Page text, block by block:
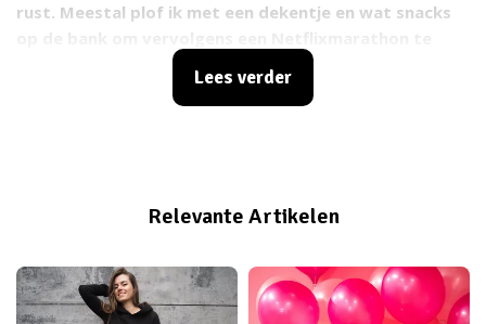
rust. Meestal plof ik met een dekentje en wat snacks
houden. Zo af en toe kies ik er ook voor om mijn dag af
te sluiten met wat yoga, en dan voel ik me toch net
Lees verder
Relevante Artikelen